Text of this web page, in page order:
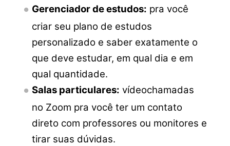
Gerenciador de estudos: pra você
criar seu plano de estudos
personalizado e saber exatamente o
que deve estudar, em qual dia e em
qual quantidade.
Salas particulares: vídeochamadas
no Zoom pra você ter um contato
direto com professores ou monitores e
tirar suas dúvidas.